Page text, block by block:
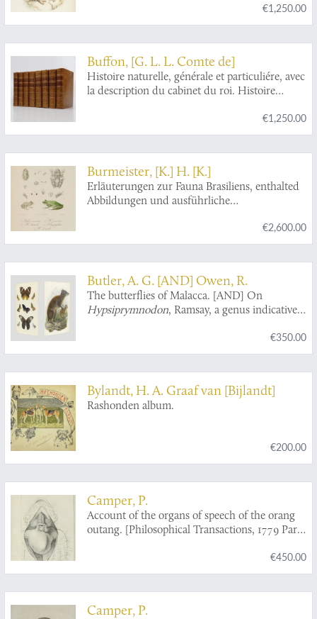
afgetekent, en nooit voor dezen in 't ligt
gebragt.
l'Imprimerie Royale et annotées par M.
Flourens.
€1,250.00
Buffon, [G. L. L. Comte de]
Histoire naturelle, générale et particuliére, avec
la description du cabinet du roi. Histoire
€1,250.00
Burmeister, [K.] H. [K.]
Erläuterungen zur Fauna Brasiliens, enthalted
Abbildungen und ausführliche
bekannter Thier-Arten. Mit XXXII Tafeln.€2,600.00
Butler, A. G. [AND] Owen, R.
The butterflies of Malacca. [AND] On
Hypsiprymnodon, Ramsay, a genus indicative
€350.00
Bylandt, H. A. Graaf van [Bijlandt]
Rashonden album.
€200.00
Camper, P.
Account of the organs of speech of the orang
outang. [Philosophical Transactions, 1779 Part
€450.00
Camper, P.